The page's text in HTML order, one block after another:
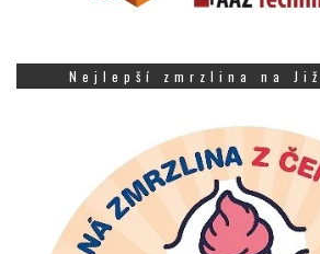
Nejlepší zmrzlina na